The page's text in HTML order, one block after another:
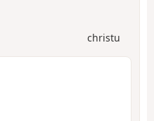
christu